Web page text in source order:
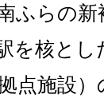
ふらの新
を核と
点施設）